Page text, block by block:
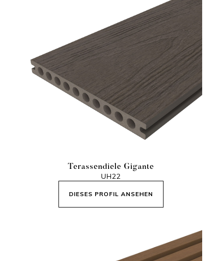
Terassendiele Gigante
UH22
DIESES PROFIL ANSEHEN